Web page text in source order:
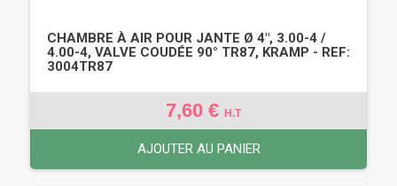
CHAMBRE À AIR POUR JANTE Ø 4", 3.00-4 /
4.00-4, VALVE COUDÉE 90° TR87, KRAMP - REF:
3004TR87
7,60 € H.T
AJOUTER AU PANIER